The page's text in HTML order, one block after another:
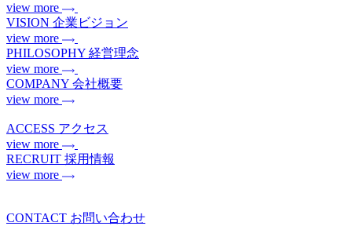
view more
VISION 企業ビジョン
view more
PHILOSOPHY 経営理念
view more
COMPANY 会社概要
view more
ACCESS アクセス
view more
RECRUIT 採用情報
view more
CONTACT お問い合わせ